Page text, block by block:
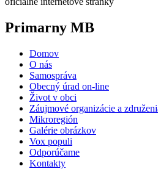
Primarny MB
Domov
O nás
Samospráva
Obecný úrad on-line
Život v obci
Záujmové organizácie a
Mikroregión
Galérie obrázkov
Vox populi
Odporúčame
Kontakty